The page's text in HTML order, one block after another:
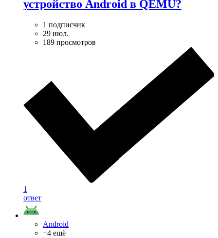
устройство Android в QEMU?
1 подписчик
29 июл.
189 просмотров
1
ответ
Android
+4 ещё